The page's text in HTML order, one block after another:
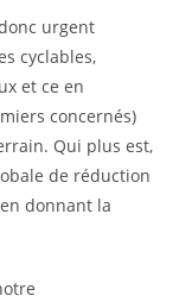
urgent
cyclables,
et ce en
concernés)
Qui plus est,
de réduction
donnant la